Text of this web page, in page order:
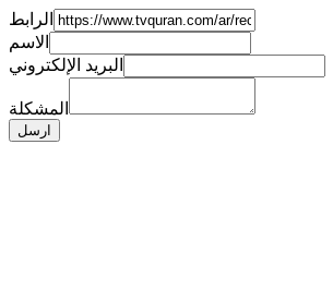
الرابط
الاسم
البريد الإلكتروني
المشكلة
ارسل